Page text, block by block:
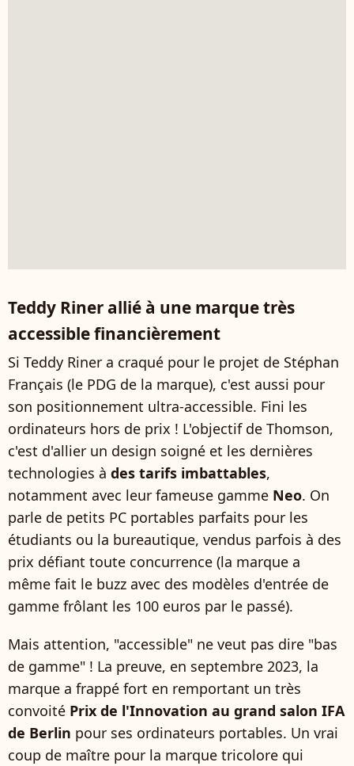
Teddy Riner allié à une marque très
accessible financièrement
Si Teddy Riner a craqué pour le projet de Stéphan
Français (le PDG de la marque), c'est aussi pour
son positionnement ultra-accessible. Fini les
ordinateurs hors de prix ! L'objectif de Thomson,
c'est d'allier un design soigné et les dernières
technologies à des tarifs imbattables,
notamment avec leur fameuse gamme Neo. On
parle de petits PC portables parfaits pour les
étudiants ou la bureautique, vendus parfois à des
prix défiant toute concurrence (la marque a
même fait le buzz avec des modèles d'entrée de
gamme frôlant les 100 euros par le passé).
Mais attention, "accessible" ne veut pas dire "bas
de gamme" ! La preuve, en septembre 2023, la
marque a frappé fort en remportant un très
convoité Prix de l'Innovation au grand salon IFA
de Berlin pour ses ordinateurs portables. Un vrai
coup de maître pour la marque tricolore qui